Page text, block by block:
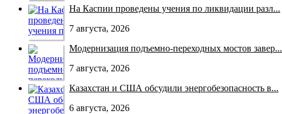
На Каспии проведены учения по ликвидации разл...
7 августа, 2026
Модернизация подъемно-переходных мостов завер...
7 августа, 2026
Казахстан и США обсудили энергобезопасность в...
6 августа, 2026